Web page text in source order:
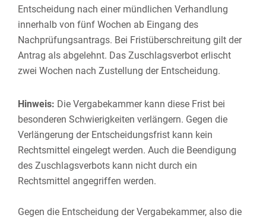
Entscheidung nach einer mündlichen Verhandlung
innerhalb von fünf Wochen ab Eingang des
Nachprüfungsantrags. Bei Fristüberschreitung gilt der
Antrag als abgelehnt. Das Zuschlagsverbot erlischt
zwei Wochen nach Zustellung der Entscheidung.
Hinweis: Die Vergabekammer kann diese Frist bei
besonderen Schwierigkeiten verlängern. Gegen die
Verlängerung der Entscheidungsfrist kann kein
Rechtsmittel eingelegt werden. Auch die Beendigung
des Zuschlagsverbots kann nicht durch ein
Rechtsmittel angegriffen werden.
Gegen die Entscheidung der Vergabekammer, also die